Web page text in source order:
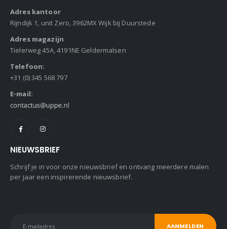
Adres kantoor
Rijndijk 1, unit Zero, 3962MX Wijk bij Duurstede
Adres magazijn
Tielerweg 45A, 4191NE Geldermalsen
Telefoon:
+31 (0) 345 568 797
E-mail:
NIEUWSBRIEF
Schrijf je in voor onze nieuwsbrief en ontvang meerdere malen
per jaar een inspirerende nieuwsbrief.